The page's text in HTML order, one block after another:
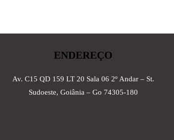
ENDEREÇO
Av. C15 QD 159 LT 20 Sala 06 2º Andar – St.
Sudoeste, Goiânia – Go 74305-180